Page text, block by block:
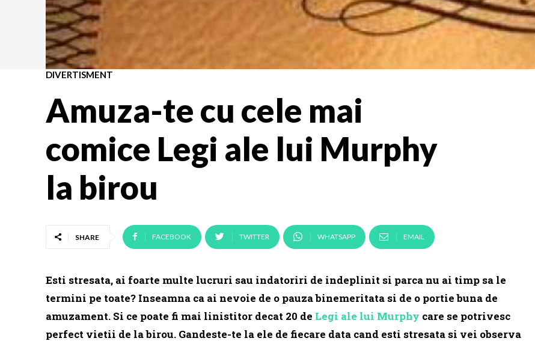
DIVERTISMENT
Amuza-te cu cele mai
comice Legi ale lui Murphy
la birou
SHARE FACEBOOK TWITTER WHATSAPP EMAIL
Esti stresata, ai foarte multe lucruri sau indatoriri de indeplinit si parca nu ai timp sa le
termini pe toate? Inseamna ca ai nevoie de o pauza binemeritata si de o portie buna de
amuzament. Si ce poate fi mai linistitor decat 20 de Legi ale lui Murphy care se potrivesc
perfect vietii de la birou. Gandeste-te la ele de fiecare data cand esti stresata si vei observa